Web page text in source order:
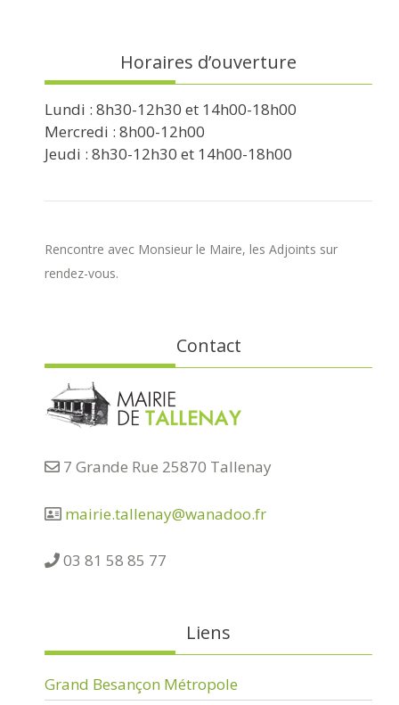
Horaires d’ouverture
Lundi : 8h30-12h30 et 14h00-18h00
Mercredi : 8h00-12h00
Jeudi : 8h30-12h30 et 14h00-18h00
Rencontre avec Monsieur le Maire, les Adjoints sur
rendez-vous.
Contact
7 Grande Rue 25870 Tallenay
mairie.tallenay@wanadoo.fr
03 81 58 85 77
Liens
Grand Besançon Métropole